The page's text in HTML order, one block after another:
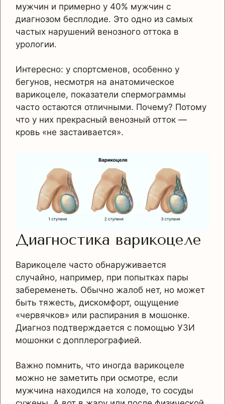
мужчин и примерно у 40% мужчин с
диагнозом бесплодие. Это одно из самых
частых нарушений венозного оттока в
урологии.
Интересно: у спортсменов, особенно у
бегунов, несмотря на анатомическое
варикоцеле, показатели спермограммы
часто остаются отличными. Почему? Потому
что у них прекрасный венозный отток —
кровь «не застаивается».
Диагностика варикоцеле
Варикоцеле часто обнаруживается
случайно, например, при попытках пары
забеременеть. Обычно жалоб нет, но может
быть тяжесть, дискомфорт, ощущение
«червячков» или распирания в мошонке.
Диагноз подтверждается с помощью УЗИ
мошонки с допплерографией.
Важно помнить, что иногда варикоцеле
можно не заметить при осмотре, если
мужчина находился на холоде, то сосуды